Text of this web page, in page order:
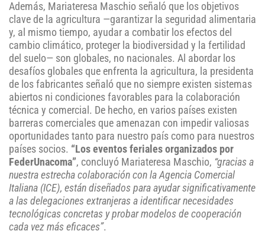
Además, Mariateresa Maschio señaló que los objetivos
clave de la agricultura —garantizar la seguridad alimentaria
y, al mismo tiempo, ayudar a combatir los efectos del
cambio climático, proteger la biodiversidad y la fertilidad
del suelo— son globales, no nacionales. Al abordar los
desafíos globales que enfrenta la agricultura, la presidenta
de los fabricantes señaló que no siempre existen sistemas
abiertos ni condiciones favorables para la colaboración
técnica y comercial. De hecho, en varios países existen
barreras comerciales que amenazan con impedir valiosas
oportunidades tanto para nuestro país como para nuestros
países socios. “Los eventos feriales organizados por
FederUnacoma”, concluyó Mariateresa Maschio, “gracias a
nuestra estrecha colaboración con la Agencia Comercial
Italiana (ICE), están diseñados para ayudar significativamente
a las delegaciones extranjeras a identificar necesidades
tecnológicas concretas y probar modelos de cooperación
cada vez más eficaces”.